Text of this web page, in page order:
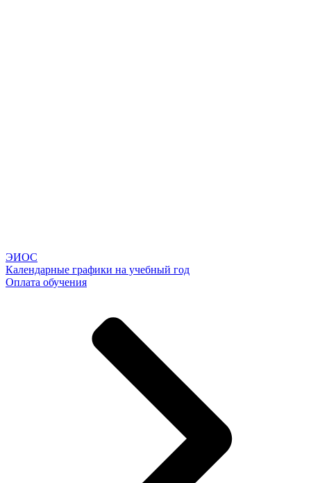
ЭИОС
Календарные графики на учебный год
Оплата обучения